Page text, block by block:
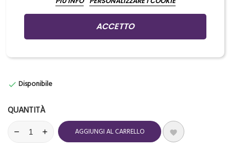
favorire la miscelazione del pigmento
 Disponibile
QUANTITÀ
AGGIUNGI AL CARRELLO 
ACCETTO